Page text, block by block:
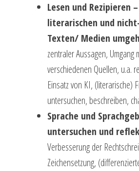
Lesen und Rezipieren
literarischen und
Texten/ Medien
zentraler Aussagen, Umgang
verschiedenen Quellen, u.a.
Einsatz von KI, (literarische)
untersuchen, beschreiben,
Sprache und
untersuchen und
Verbesserung der
Zeichensetzung,